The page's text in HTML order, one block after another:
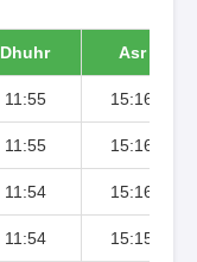
Dhuhr Asr
11:55 15:16
11:55 15:16
11:54 15:16
11:54 15:15